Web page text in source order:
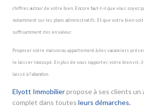
chiffres autour de votre bien. Encore faut-t-il que vous soyez
notamment sur les plans administratifs. Et que votre bien
suffisamment mis en valeur.
Proposer votre maison ou appartement à des vacanciers
le laisser inoccupé. En plus de vous rapporter, votre bien vit,
laissé à l’abandon.
Elyott Immobilierpropose à ses clients un
complet dans toutes leurs démarches.